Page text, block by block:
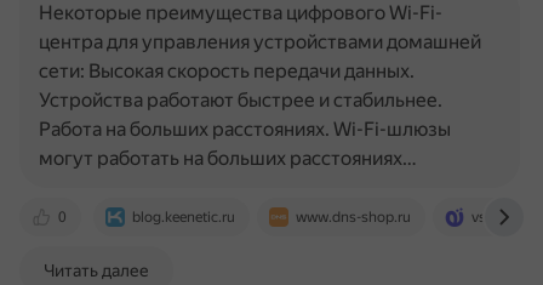
0 blog.keenetic.ru www.dns-shop.ru
Некоторые преимущества цифрового Wi-Fi-
центра для управления устройствами домашней
сети: Высокая скорость передачи данных.
Устройства работают быстрее и стабильнее.
Работа на больших расстояниях. Wi-Fi-шлюзы
могут работать на больших расстояниях…
Читать далее